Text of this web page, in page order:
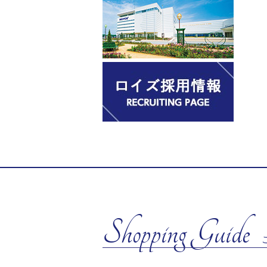
Shopping Guide